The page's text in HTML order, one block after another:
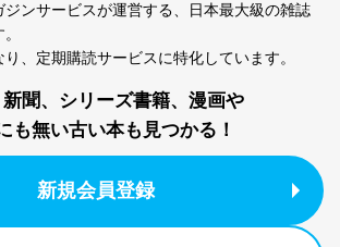
読サ
利用
報
ス、キャンペーン等の広告の案内
個人が特定できない形で取得した
析して、趣味・嗜好に
応じた新商品・サービスに関する
広告のため
合わせ
方の個
お問い合わせ対応、トラブル対
処、オペレーター教育など応対品
質向上のため
ンサービスが運営する、
日本最大級の雑誌
、 定期購読サービスに特化しています。
聞、シリーズ書籍、漫画や
も無い古い本も見つかる！
新規会員登録